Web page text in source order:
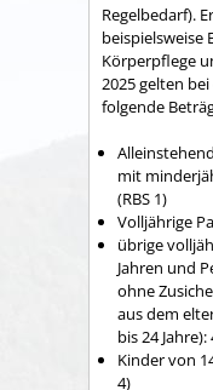
Regelbedarf).
beispielsweise
Körperpflege
2025 gelten
folgende
mit
(RBS 1)
Volljährige
übrige
Jahren und
ohne
aus dem
bis 24 Jahre):
Kinder von
4)